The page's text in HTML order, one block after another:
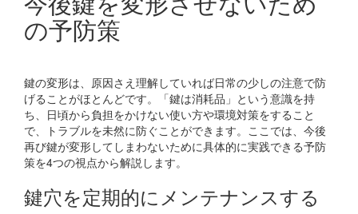
の予防策
鍵の変形は、原因さえ理解していれば日常の少しの注意で防
げることがほとんどです。「鍵は消耗品」という意識を持
ち、日頃から負担をかけない使い方や環境対策をすること
で、トラブルを未然に防ぐことができます。ここでは、今後
再び鍵が変形してしまわないために具体的に実践できる予防
策を4つの視点から解説します。
鍵穴を定期的にメンテナンスする